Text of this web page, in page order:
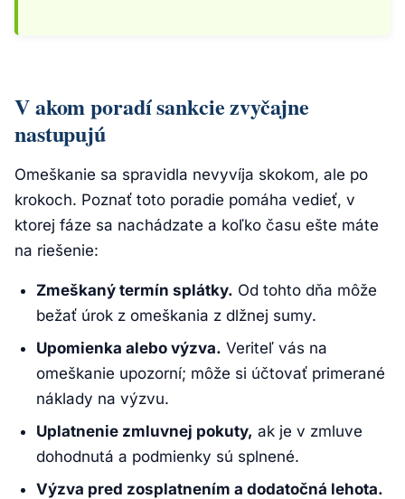
V akom poradí sankcie zvyčajne
nastupujú
Omeškanie sa spravidla nevyvíja skokom, ale po
krokoch. Poznať toto poradie pomáha vedieť, v
ktorej fáze sa nachádzate a koľko času ešte máte
na riešenie:
Zmeškaný termín splátky. Od tohto dňa môže
bežať úrok z omeškania z dlžnej sumy.
Upomienka alebo výzva. Veriteľ vás na
omeškanie upozorní; môže si účtovať primerané
náklady na výzvu.
Uplatnenie zmluvnej pokuty, ak je v zmluve
dohodnutá a podmienky sú splnené.
Výzva pred zosplatnením a dodatočná lehota.